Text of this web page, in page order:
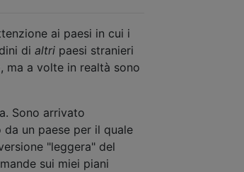
ai paesi in cui i
di altri paesi stranieri
ma a volte in realtà sono
Sono arrivato
un paese per il quale
"leggera" del
sui miei piani